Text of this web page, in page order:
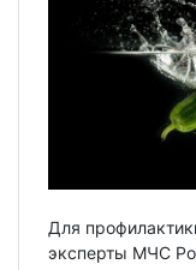
Для
эксперты МЧС